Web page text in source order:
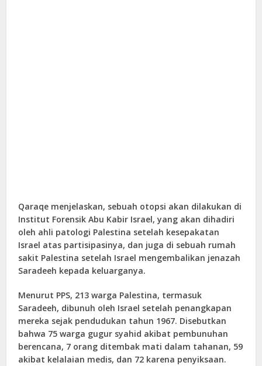
Qaraqe menjelaskan, sebuah otopsi akan dilakukan di
Institut Forensik Abu Kabir Israel, yang akan dihadiri
oleh ahli patologi Palestina setelah kesepakatan
Israel atas partisipasinya, dan juga di sebuah rumah
sakit Palestina setelah Israel mengembalikan jenazah
Saradeeh kepada keluarganya.
Menurut PPS, 213 warga Palestina, termasuk
Saradeeh, dibunuh oleh Israel setelah penangkapan
mereka sejak pendudukan tahun 1967. Disebutkan
bahwa 75 warga gugur syahid akibat pembunuhan
berencana, 7 orang ditembak mati dalam tahanan, 59
akibat kelalaian medis, dan 72 karena penyiksaan.